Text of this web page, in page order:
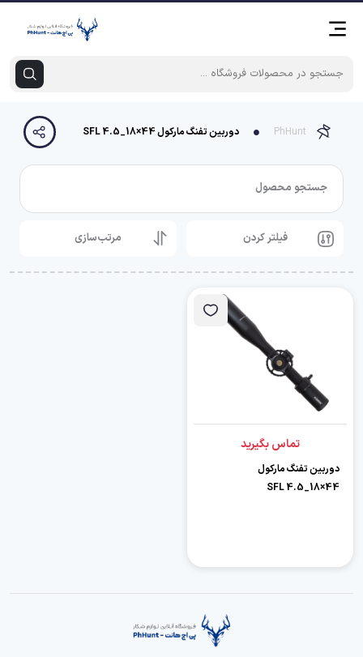
PhHunt دوربین تفنگ مارکول 44×18_4.5 SFL
جستجو محصول
فیلتر کردن مرتب‌سازی
تماس بگیرید
دوربین تفنگ مارکول
44×18_4.5 SFL